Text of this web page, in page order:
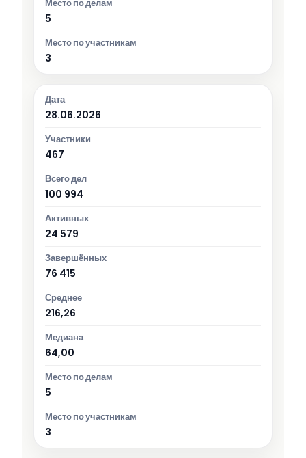
5
3
28.06.2026
467
100 994
24 579
76 415
216,26
64,00
5
3